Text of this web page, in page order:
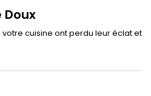
votre cuisine ont perdu leur éclat et